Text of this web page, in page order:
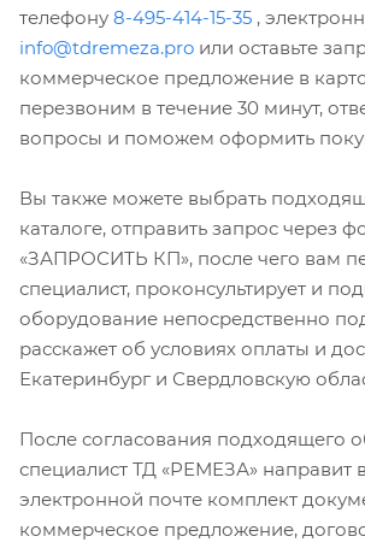
телефону 8-495-414-15-35 ,
info@tdremeza.pro или оставьте
коммерческое предложение в
перезвоним в течение 30 минут,
вопросы и поможем оформить
Вы также можете выбрать
каталоге, отправить запрос через
«ЗАПРОСИТЬ КП», после чего вам
специалист, проконсультирует и
оборудование непосредственно
расскажет об условиях оплаты и
Екатеринбург и Свердловскую
После согласования подходящего
специалист ТД «РЕМЕЗА» направит
электронной почте комплект
коммерческое предложение,